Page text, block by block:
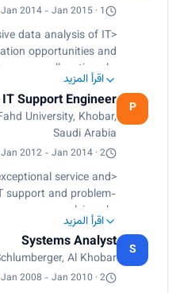
flow and availability.<br>
server infrastructure,
and performance for
applications.</p>
Jan 2014 - Jan 2015 · 1 سنة
data analysis of IT
opportunities and
allocation.<br>
to streamline IT
efficiency.<br>
checks and validation
accuracy and integrity
business data.</p>
اقرأ المزيد
P
Support Engineer
University, Khobar,
Saudi Arabia
Jan 2012 - Jan 2014 · 2 سنوات
service and
support and problem-
solving.<br>
databases, ensuring
and accuracy.<br>
automation and data
manipulation tasks.</p>
اقرأ المزيد
S
Systems Analyst
Al Khobar
Jan 2008 - Jan 2010 · 2 سنوات